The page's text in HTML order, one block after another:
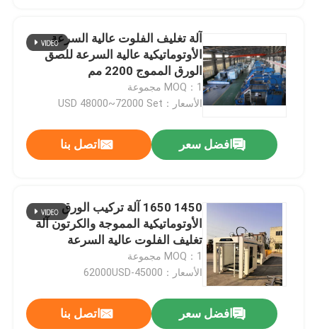
آلة تغليف الفلوت عالية السرعة
الأوتوماتيكية عالية السرعة للصق
الورق المموج 2200 مم
MOQ：1 مجموعة
الأسعار：USD 48000~72000 Set
افضل سعر اتصل بنا
1450 1650 آلة تركيب الورق
الأوتوماتيكية المموجة والكرتون آلة
تغليف الفلوت عالية السرعة
MOQ：1 مجموعة
الأسعار：45000-62000USD
افضل سعر اتصل بنا